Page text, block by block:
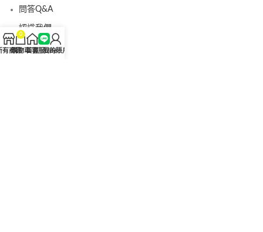
問答Q&A
認識我們
聯絡我們
有商品
0
購物車首頁客服Line
我的賬戶